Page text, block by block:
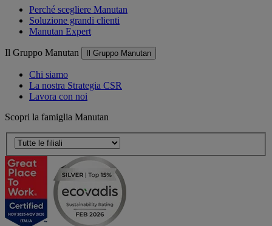
Perché scegliere Manutan
Soluzione grandi clienti
Manutan Expert
Il Gruppo Manutan Il Gruppo Manutan
Chi siamo
La nostra Strategia CSR
Lavora con noi
Scopri la famiglia Manutan